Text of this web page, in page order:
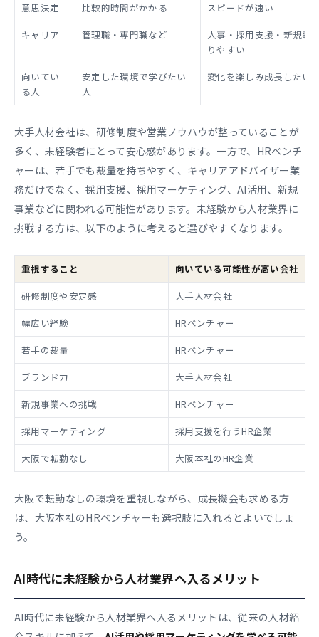
意思決定
比較的時間がかかる
スピードが速い
キャリア
管理職・専門職など
人事・採用支援・新規事
りやすい
向いてい
る人
安定した環境で学びたい
人
変化を楽しみ成長したい
大手人材会社は、研修制度や営業ノウハウが整っていることが
多く、未経験者にとって安心感があります。一方で、HRベンチ
ャーは、若手でも裁量を持ちやすく、キャリアアドバイザー業
務だけでなく、採用支援、採用マーケティング、AI活用、新規
事業などに関われる可能性があります。未経験から人材業界に
挑戦する方は、以下のように考えると選びやすくなります。
重視すること
向いている可能性が高い会社
研修制度や安定感
大手人材会社
幅広い経験
HRベンチャー
若手の裁量
HRベンチャー
ブランド力
大手人材会社
新規事業への挑戦
HRベンチャー
採用マーケティング
採用支援を行うHR企業
大阪で転勤なし
大阪本社のHR企業
大阪で転勤なしの環境を重視しながら、成長機会も求める方
は、大阪本社のHRベンチャーも選択肢に入れるとよいでしょ
う。
AI時代に未経験から人材業界へ入るメリット
AI時代に未経験から人材業界へ入るメリットは、従来の人材紹